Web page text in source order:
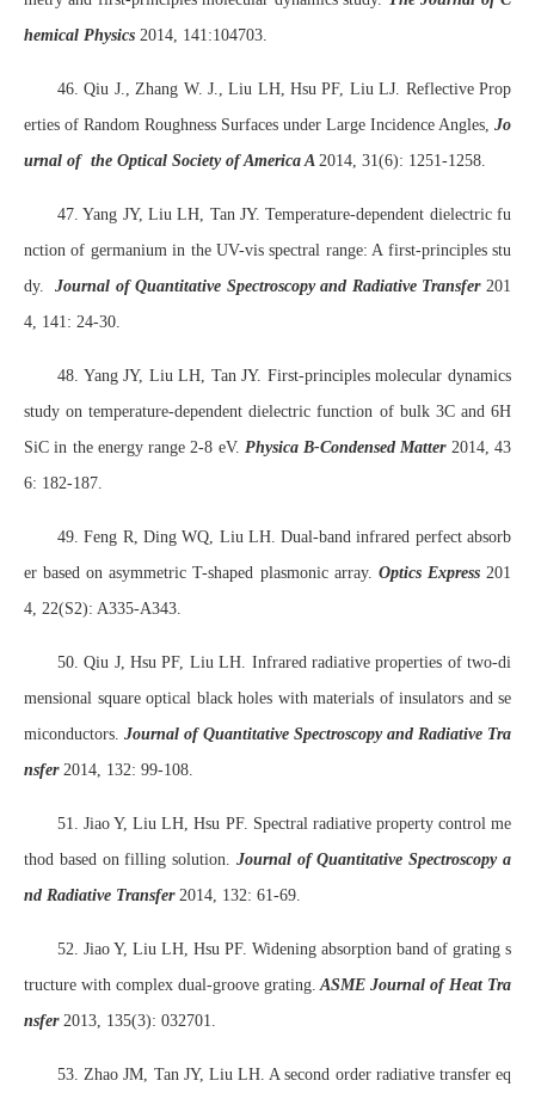
hemical Physics 2014, 141:104703.
46. Qiu J., Zhang W. J., Liu LH, Hsu PF, Liu LJ. Reflective Prop
erties of Random Roughness Surfaces under Large Incidence Angles, Jo
urnal of the Optical Society of America A 2014, 31(6): 1251-1258.
47. Yang JY, Liu LH, Tan JY. Temperature-dependent dielectric fu
nction of germanium in the UV-vis spectral range: A first-principles stu
dy.
Journal of Quantitative Spectroscopy and Radiative Transfer 201
4, 141: 24-30.
48. Yang JY, Liu LH, Tan JY. First-principles molecular dynamics
study on temperature-dependent dielectric function of bulk 3C and 6H
SiC in the energy range 2-8 eV. Physica B-Condensed Matter 2014, 43
6: 182-187.
49. Feng R, Ding WQ, Liu LH. Dual-band infrared perfect absorb
er based on asymmetric T-shaped plasmonic array. Optics Express 201
4, 22(S2): A335-A343.
50. Qiu J, Hsu PF, Liu LH. Infrared radiative properties of two-di
mensional square optical black holes with materials of insulators and se
miconductors. Journal of Quantitative Spectroscopy and Radiative Tra
nsfer2014, 132: 99-108.
51. Jiao Y, Liu LH, Hsu PF. Spectral radiative property control me
thod based on filling solution.
Journal of Quantitative Spectroscopy a
nd Radiative Transfer 2014, 132: 61-69.
52. Jiao Y, Liu LH, Hsu PF. Widening absorption band of grating s
tructure with complex dual-groove grating. ASME Journal of Heat Tra
nsfer 2013, 135(3): 032701.
53. Zhao JM, Tan JY, Liu LH. A second order radiative transfer eq